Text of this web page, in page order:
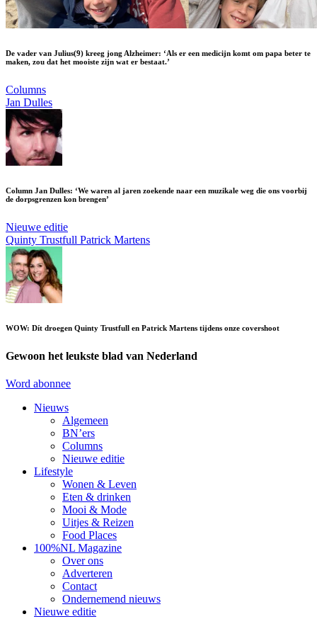
De vader van Julius(9) kreeg jong Alzheimer: ‘Als er een medicijn komt om papa beter te
maken, zou dat het mooiste zijn wat er bestaat.’
Columns
Jan Dulles
Column Jan Dulles: ‘We waren al jaren zoekende naar een muzikale weg die ons voorbij
de dorpsgrenzen kon brengen’
Nieuwe editie
Quinty Trustfull Patrick Martens
WOW: Dít droegen Quinty Trustfull en Patrick Martens tijdens onze covershoot
Gewoon het leukste blad van Nederland
Word abonnee
Nieuws
Algemeen
BN’ers
Columns
Nieuwe editie
Lifestyle
Wonen & Leven
Eten & drinken
Mooi & Mode
Uitjes & Reizen
Food Places
100%NL Magazine
Over ons
Adverteren
Contact
Ondernemend nieuws
Nieuwe editie